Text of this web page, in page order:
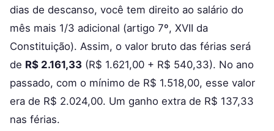
dias de descanso, você tem direito ao salário do
mês mais 1/3 adicional (artigo 7º, XVII da
Constituição). Assim, o valor bruto das férias será
de R$ 2.161,33 (R$ 1.621,00 + R$ 540,33). No ano
passado, com o mínimo de R$ 1.518,00, esse valor
era de R$ 2.024,00. Um ganho extra de R$ 137,33
nas férias.